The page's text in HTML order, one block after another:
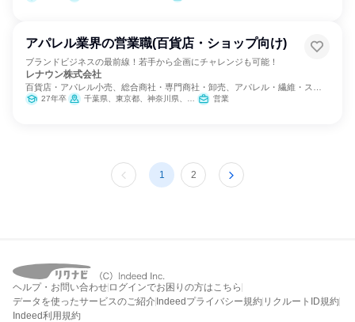
アパレル業界の営業職(百貨店・ショップ向け)
ブランドビジネスの最前線！若手から企画にチャレンジも可能！
レナウン株式会社
百貨店・アパレル小売、総合商社・専門商社・卸売、アパレル・繊維・スポ
ーツメーカー
27年卒 千葉県、東京都、神奈川県、愛知県、京都府、大阪府、兵庫県 営業
1 2
ヘルプ・お問い合わせ ログインでお困りの方はこちら
データを使ったサービスのご紹介 Indeedプライバシー規約 リクルートID規約
Indeed利用規約